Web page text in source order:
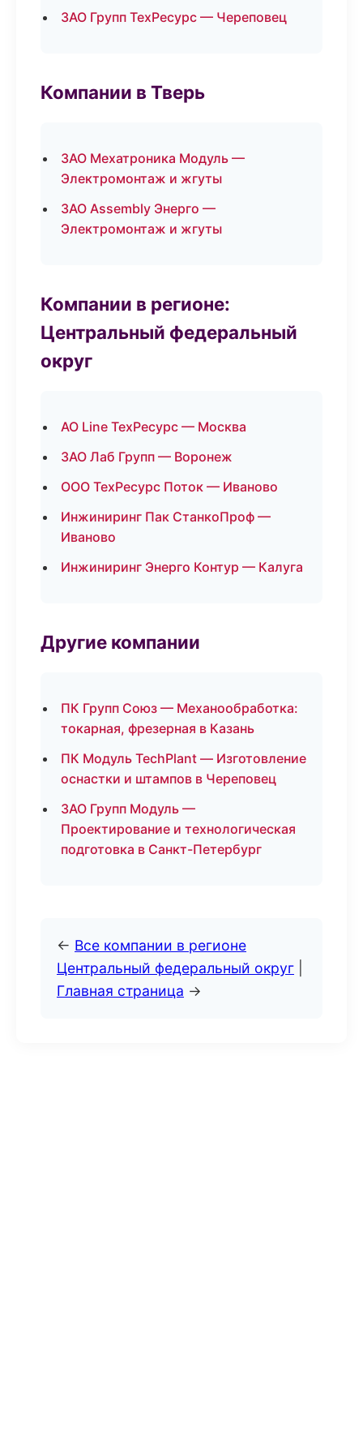
ЗАО Групп ТехРесурс — Череповец
Компании в Тверь
ЗАО Мехатроника Модуль —
Электромонтаж и жгуты
ЗАО Assembly Энерго —
Электромонтаж и жгуты
Компании в регионе:
Центральный федеральный
округ
АО Line ТехРесурс — Москва
ЗАО Лаб Групп — Воронеж
ООО ТехРесурс Поток — Иваново
Инжиниринг Пак СтанкоПроф —
Иваново
Инжиниринг Энерго Контур — Калуга
Другие компании
ПК Групп Союз — Механообработка:
токарная, фрезерная в Казань
ПК Модуль TechPlant — Изготовление
оснастки и штампов в Череповец
ЗАО Групп Модуль —
Проектирование и технологическая
подготовка в Санкт-Петербург
← Все компании в регионе
Центральный федеральный округ
Главная страница →